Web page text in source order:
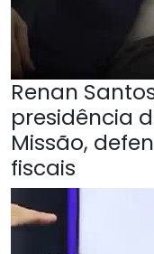
Renan
presidência
Missão,
fiscais